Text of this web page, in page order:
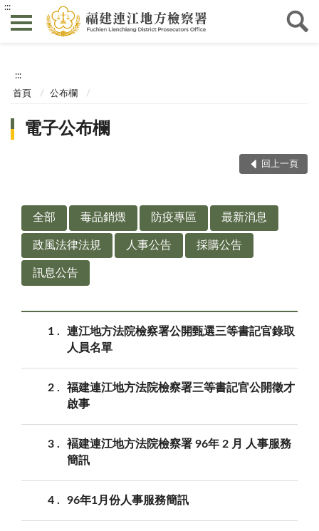
:::
:::
首頁 公布欄
電子公布欄
回上一頁
全部 毒品銷燬 防疫專區 最新消息
政風法律法規 人事公告 採購公告
訊息公告
1
連江地方法院檢察署公開甄選三等書記官錄取
人員名單
2
福建連江地方法院檢察署三等書記官公開徵才
啟事
3
褔建連江地方法院檢察署 96年 2 月 人事服務
簡訊
4 96年1月份人事服務簡訊